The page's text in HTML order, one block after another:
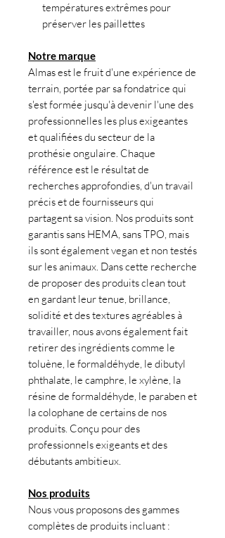
températures extrêmes pour
préserver les paillettes
Notre marque
Almas est le fruit d'une expérience de
terrain, portée par sa fondatrice qui
s'est formée jusqu'à devenir l'une des
professionnelles les plus exigeantes
et qualifiées du secteur de la
prothésie ongulaire. Chaque
référence est le résultat de
recherches approfondies, d'un travail
précis et de fournisseurs qui
partagent sa vision. Nos produits sont
garantis sans HEMA, sans TPO, mais
ils sont également vegan et non testés
sur les animaux. Dans cette recherche
de proposer des produits clean tout
en gardant leur tenue, brillance,
solidité et des textures agréables à
travailler, nous avons également fait
retirer des ingrédients comme le
toluène, le formaldéhyde, le dibutyl
phthalate, le camphre, le xylène, la
résine de formaldéhyde, le paraben et
la colophane de certains de nos
produits. Conçu pour des
professionnels exigeants et des
débutants ambitieux.
Nos produits
Nous vous proposons des gammes
complètes de produits incluant :